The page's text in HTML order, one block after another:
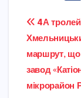
4А
маршрут, що
завод
мікрорайон